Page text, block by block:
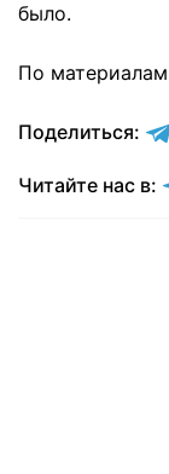
было.
По материалам
Поделиться:
Читайте нас в: